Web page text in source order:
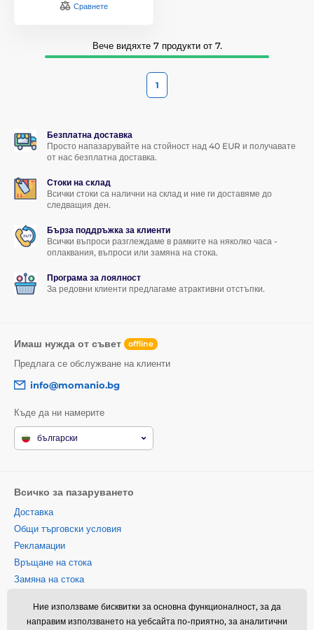
Сравнете
Вече видяхте 7 продукти от 7.
1
Безплатна доставка
Просто напазарувайте на стойност над 40 EUR и получавате
от нас безплатна доставка.
Стоки на склад
Всички стоки са налични на склад и ние ги доставяме до
следващия ден.
Бърза поддръжка за клиенти
Всички въпроси разглеждаме в рамките на няколко часа -
оплаквания, въпроси или замяна на стока.
Програма за лоялност
За редовни клиенти предлагаме атрактивни отстъпки.
Имаш нужда от съвет offline
Предлага се обслужване на клиенти
info@momanio.bg
Къде да ни намерите
български
Всичко за пазаруването
Доставка
Общи търговски условия
Рекламации
Връщане на стока
Замяна на стока
бисквитки
Информация за контакт
Ние използваме бисквитки за основна функционалност, за да
направим използването на уебсайта по-приятно, за аналитични